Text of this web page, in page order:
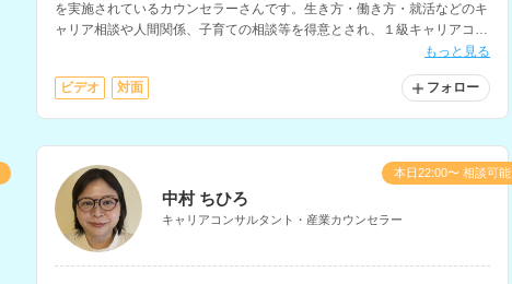
を実施されているカウンセラーさんです。生き方・働き方・就活などのキ
ャリア相談や人間関係、子育ての相談等を得意とされ、１級キャリアコン
もっと見る
ビデオ 対面 フォロー
中村 ちひろ
キャリアコンサルタント・産業カウンセラー
本日22:00〜 相談可能